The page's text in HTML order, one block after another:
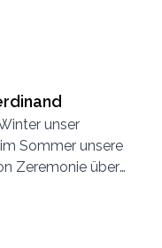
wir eine
Ende
unser
Sommer unsere
Zeremonie über
wir eine
Ende